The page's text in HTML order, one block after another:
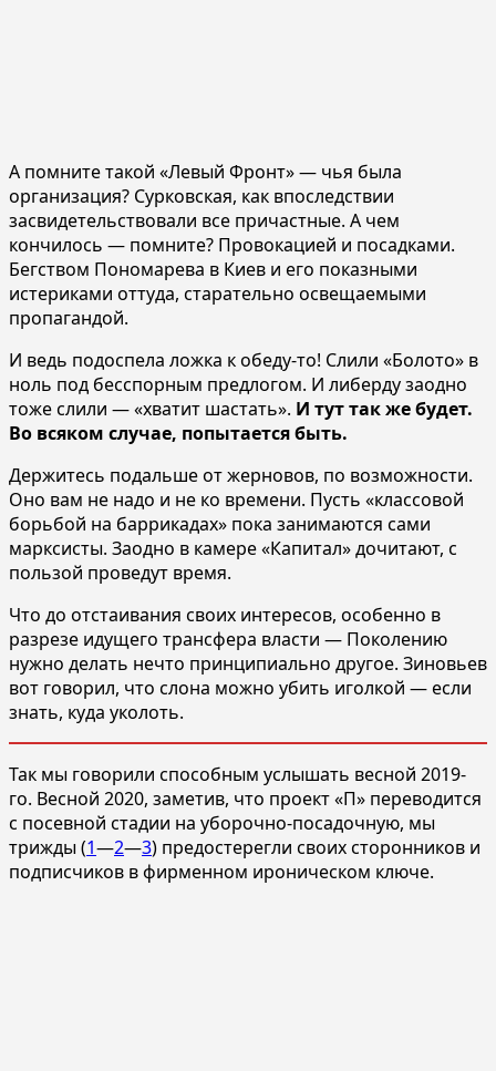
А помните такой «Левый Фронт» — чья была
организация? Сурковская, как впоследствии
засвидетельствовали все причастные. А чем
кончилось — помните? Провокацией и посадками.
Бегством Пономарева в Киев и его показными
истериками оттуда, старательно освещаемыми
пропагандой.
И ведь подоспела ложка к обеду-то! Слили «Болото» в
ноль под бесспорным предлогом. И либерду заодно
тоже слили — «хватит шастать». И тут так же будет.
Во всяком случае, попытается быть.
Держитесь подальше от жерновов, по возможности.
Оно вам не надо и не ко времени. Пусть «классовой
борьбой на баррикадах» пока занимаются сами
марксисты. Заодно в камере «Капитал» дочитают, с
пользой проведут время.
Что до отстаивания своих интересов, особенно в
разрезе идущего трансфера власти — Поколению
нужно делать нечто принципиально другое. Зиновьев
вот говорил, что слона можно убить иголкой — если
знать, куда уколоть.
Так мы говорили способным услышать весной 2019-
го. Весной 2020, заметив, что проект «П» переводится
с посевной стадии на уборочно-посадочную, мы
трижды (1—2—3) предостерегли своих сторонников и
подписчиков в фирменном ироническом ключе.